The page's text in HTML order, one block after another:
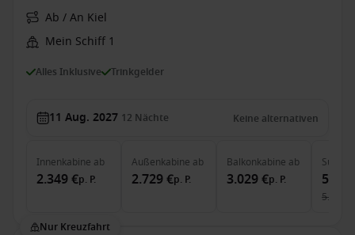
Ab / An Kiel
Mein Schiff 1
Alles Inklusive Trinkgelder
11 Aug. 2027 12 Nächte Keine alternativen
Innenkabine ab
2.349 €p. P.
Außenkabine ab
2.729 €p. P.
Balkonkabine ab
3.029 €p. P.
Suite
5.531 €
Nur Kreuzfahrt